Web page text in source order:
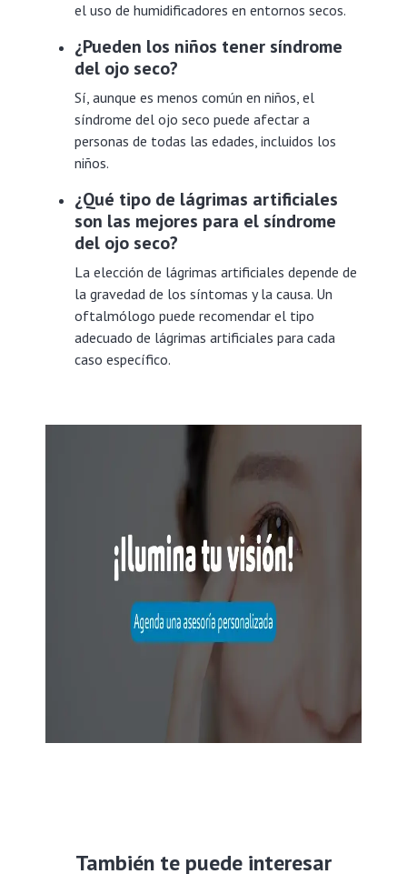
el uso de humidificadores en entornos secos.
¿Pueden los niños tener síndrome
del ojo seco?
Sí, aunque es menos común en niños, el
síndrome del ojo seco puede afectar a
personas de todas las edades, incluidos los
niños.
¿Qué tipo de lágrimas artificiales
son las mejores para el síndrome
del ojo seco?
La elección de lágrimas artificiales depende de
la gravedad de los síntomas y la causa. Un
oftalmólogo puede recomendar el tipo
adecuado de lágrimas artificiales para cada
caso específico.
También te puede interesar